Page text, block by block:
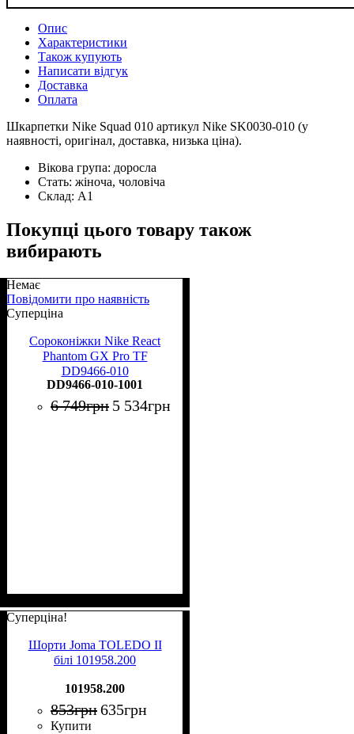
Опис
Характеристики
Також купують
Написати відгук
Доставка
Оплата
Шкарпетки Nike Squad 010 артикул Nike SK0030-010 (у
наявності, оригінал, доставка, низька ціна).
Вікова група: доросла
Стать: жіноча, чоловіча
Склад: А1
Покупці цього товару також
вибирають
Немає
Повідомити про наявність
Суперціна
Сороконіжки Nike React
Phantom GX Pro TF
DD9466-010
DD9466-010-1001
6 749грн 5 534грн
Суперціна!
Шорти Joma TOLEDO II
білі 101958.200
101958.200
853грн635грн
Купити